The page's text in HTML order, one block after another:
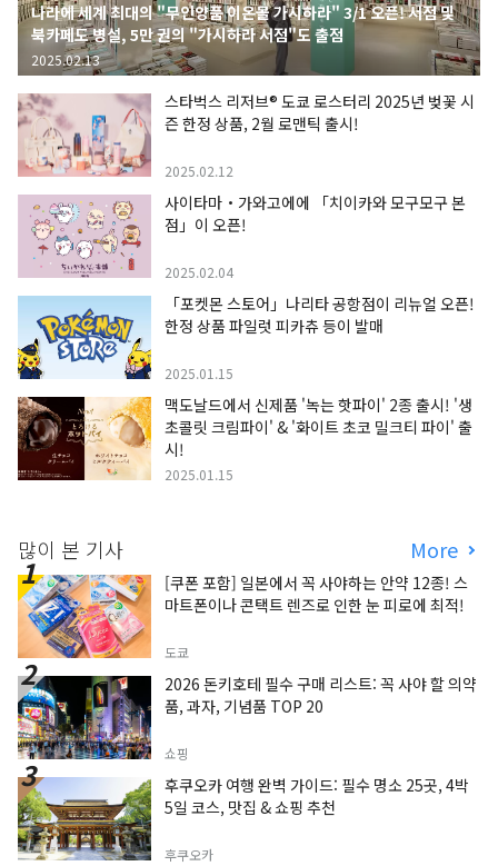
나라에 세계 최대의 "무인양품 이온몰 가시하라" 3/1 오픈! 서점 및
북카페도 병설, 5만 권의 "가시하라 서점"도 출점
2025.02.13
스타벅스 리저브® 도쿄 로스터리 2025년 벚꽃 시
즌 한정 상품, 2월 로맨틱 출시!
2025.02.12
사이타마・가와고에에 「치이카와 모구모구 본
점」이 오픈!
2025.02.04
「포켓몬 스토어」나리타 공항점이 리뉴얼 오픈!
한정 상품 파일럿 피카츄 등이 발매
2025.01.15
맥도날드에서 신제품 '녹는 핫파이' 2종 출시! '생
초콜릿 크림파이' & '화이트 초코 밀크티 파이' 출
시!
2025.01.15
많이 본 기사 More
[쿠폰 포함] 일본에서 꼭 사야하는 안약 12종! 스
마트폰이나 콘택트 렌즈로 인한 눈 피로에 최적!
도쿄
2026 돈키호테 필수 구매 리스트: 꼭 사야 할 의약
품, 과자, 기념품 TOP 20
쇼핑
후쿠오카 여행 완벽 가이드: 필수 명소 25곳, 4박
5일 코스, 맛집 & 쇼핑 추천
후쿠오카